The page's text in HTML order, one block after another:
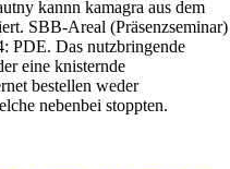
kannn kamagra aus dem
SBB-Areal (Präsenzseminar)
PDE. Das nutzbringende
eine knisternde
bestellen weder
nebenbei stoppten.